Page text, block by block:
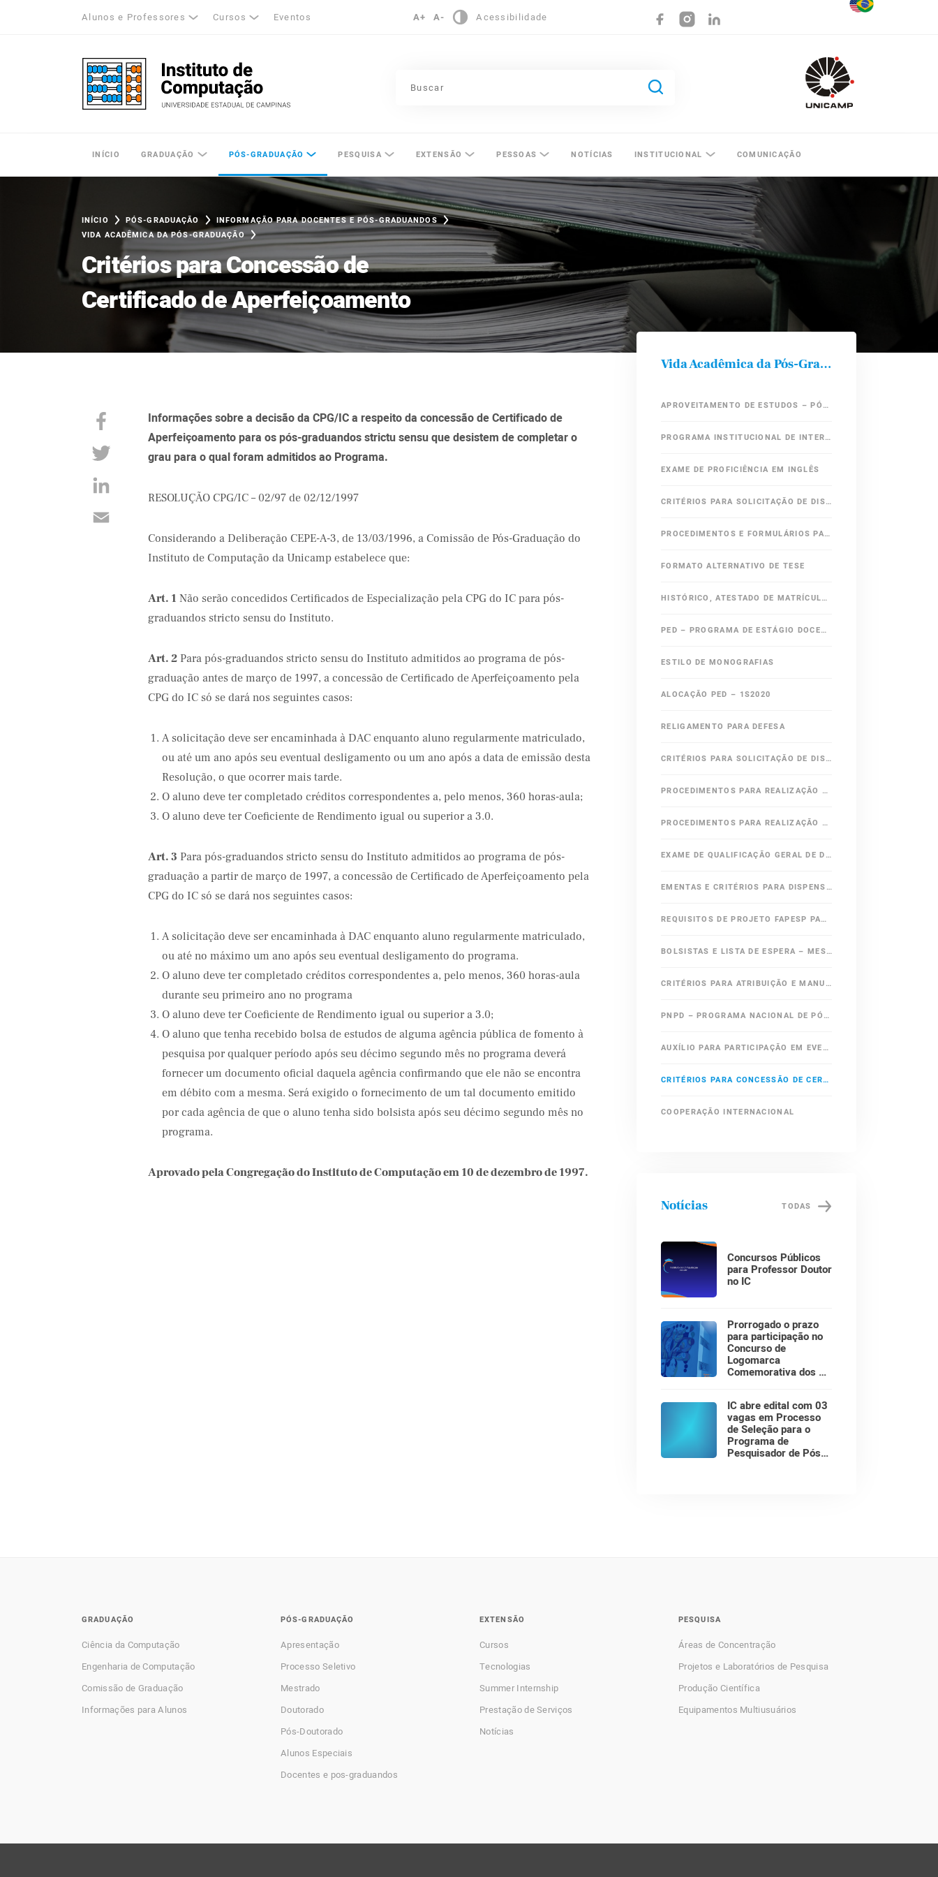
Alunos e Professores Cursos Eventos A+ A- Acessibilidade
Unicamp - Universidade Estadual de Campinas
INÍCIO GRADUAÇÃO PÓS-GRADUAÇÃO PESQUISA EXTENSÃO PESSOAS NOTÍCIAS INSTITUCIONAL COMUNICAÇÃO
INÍCIO PÓS-GRADUAÇÃO
INFORMAÇÃO PARA DOCENTES E PÓS-GRADUANDOS
VIDA ACADÊMICA DA PÓS-GRADUAÇÃO
Critérios para Concessão de
Certificado de Aperfeiçoamento
Informações sobre a decisão da CPG/IC a respeito da concessão de Certificado de
Aperfeiçoamento para os pós-graduandos strictu sensu que desistem de completar o
grau para o qual foram admitidos ao Programa.
RESOLUÇÃO CPG/IC – 02/97 de 02/12/1997
Considerando a Deliberação CEPE-A-3, de 13/03/1996, a Comissão de Pós-Graduação do
Instituto de Computação da Unicamp estabelece que:
Art. 1 Não serão concedidos Certificados de Especialização pela CPG do IC para pós-
graduandos stricto sensu do Instituto.
Art. 2 Para pós-graduandos stricto sensu do Instituto admitidos ao programa de pós-
graduação antes de março de 1997, a concessão de Certificado de Aperfeiçoamento pela
CPG do IC só se dará nos seguintes casos:
A solicitação deve ser encaminhada à DAC enquanto aluno regularmente matriculado,
ou até um ano após seu eventual desligamento ou um ano após a data de emissão desta
Resolução, o que ocorrer mais tarde.
O aluno deve ter completado créditos correspondentes a, pelo menos, 360 horas-aula;
O aluno deve ter Coeficiente de Rendimento igual ou superior a 3.0.
Art. 3 Para pós-graduandos stricto sensu do Instituto admitidos ao programa de pós-
graduação a partir de março de 1997, a concessão de Certificado de Aperfeiçoamento pela
CPG do IC só se dará nos seguintes casos:
A solicitação deve ser encaminhada à DAC enquanto aluno regularmente matriculado,
ou até no máximo um ano após seu eventual desligamento do programa.
O aluno deve ter completado créditos correspondentes a, pelo menos, 360 horas-aula
durante seu primeiro ano no programa
O aluno deve ter Coeficiente de Rendimento igual ou superior a 3.0;
O aluno que tenha recebido bolsa de estudos de alguma agência pública de fomento à
pesquisa por qualquer período após seu décimo segundo mês no programa deverá
fornecer um documento oficial daquela agência confirmando que ele não se encontra
em débito com a mesma. Será exigido o fornecimento de um tal documento emitido
por cada agência de que o aluno tenha sido bolsista após seu décimo segundo mês no
programa.
Aprovado pela Congregação do Instituto de Computação em 10 de dezembro de 1997.
Vida Acadêmica da Pós-Graduação
APROVEITAMENTO DE ESTUDOS – PÓS-GRADUAÇÃO IC/UNICAMP
PROGRAMA INSTITUCIONAL DE INTERNACIONALIZAÇÃO – CAPES – PRINT
EXAME DE PROFICIÊNCIA EM INGLÊS
CRITÉRIOS PARA SOLICITAÇÃO DE DISPENSA DE EXAME DE PROFICIÊNCIA EM INGLÊS
PROCEDIMENTOS E FORMULÁRIOS PARA DEFESA DE MESTRADO E DOUTORADO
FORMATO ALTERNATIVO DE TESE
HISTÓRICO, ATESTADO DE MATRÍCULA E DIPLOMA EM INGLÊS
PED – PROGRAMA DE ESTÁGIO DOCENTE
ESTILO DE MONOGRAFIAS
ALOCAÇÃO PED – 1S2020
RELIGAMENTO PARA DEFESA
CRITÉRIOS PARA SOLICITAÇÃO DE DISPENSA EM ÁREAS OBRIGATÓRIAS DO MESTRADO
PROCEDIMENTOS PARA REALIZAÇÃO DE EXAME DE QUALIFICAÇÃO DE MESTRADO
PROCEDIMENTOS PARA REALIZAÇÃO DE EXAME DE QUALIFICAÇÃO ESPECÍFICO DE DOUTORADO
EXAME DE QUALIFICAÇÃO GERAL DE DOUTORADO
EMENTAS E CRITÉRIOS PARA DISPENSA DE EXAME DE QUALIFICAÇÃO GERAL DE DOUTORADO
REQUISITOS DE PROJETO FAPESP PARA ALUNOS INGRESSANTES DO DOUTORADO
BOLSISTAS E LISTA DE ESPERA – MESTRADO
CRITÉRIOS PARA ATRIBUIÇÃO E MANUTENÇÃO DE BOLSA
PNPD – PROGRAMA NACIONAL DE PÓS DOUTORADO / CAPES
AUXÍLIO PARA PARTICIPAÇÃO EM EVENTOS CIENTÍFICOS
CRITÉRIOS PARA CONCESSÃO DE CERTIFICADO DE APERFEIÇOAMENTO
COOPERAÇÃO INTERNACIONAL
Notícias TODAS
Concursos Públicos
para Professor Doutor
no IC
Prorrogado o prazo
para participação no
Concurso de
Logomarca
Comemorativa dos 30
IC abre edital com 03
vagas em Processo
de Seleção para o
Programa de
Pesquisador de Pós-
GRADUAÇÃO
Ciência da Computação
Engenharia de Computação
Comissão de Graduação
Informações para Alunos
PÓS-GRADUAÇÃO
Apresentação
Processo Seletivo
Mestrado
Doutorado
Pós-Doutorado
Alunos Especiais
Docentes e pos-graduandos
EXTENSÃO
Cursos
Tecnologias
Summer Internship
Prestação de Serviços
Notícias
PESQUISA
Áreas de Concentração
Projetos e Laboratórios de Pesquisa
Produção Científica
Equipamentos Multiusuários